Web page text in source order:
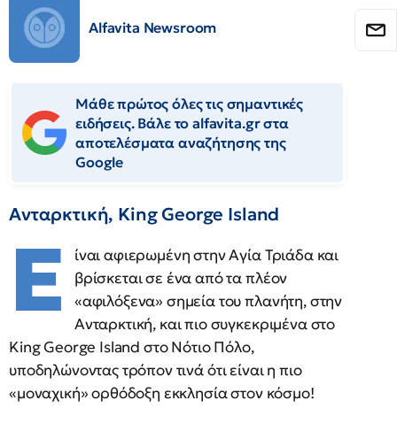
Alfavita Newsroom
Μάθε πρώτος όλες τις σημαντικές
ειδήσεις. Βάλε το alfavita.gr στα
αποτελέσματα αναζήτησης της
Google
Ανταρκτική, King George Island
Ε
ίναι αφιερωμένη στην Αγία Τριάδα και
βρίσκεται σε ένα από τα πλέον
«αφιλόξενα» σημεία του πλανήτη, στην
Ανταρκτική, και πιο συγκεκριμένα στο
King George Island στο Νότιο Πόλο,
υποδηλώνοντας τρόπον τινά ότι είναι η πιο
«μοναχική» ορθόδοξη εκκλησία στον κόσμο!